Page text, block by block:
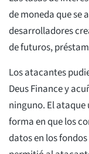
de moneda que se
desarrolladores
de futuros,
Los atacantes
Deus Finance y
ninguno. El
forma en que los
datos en los